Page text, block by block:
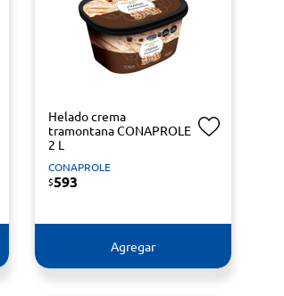
Helado crema
tramontana CONAPROLE
2 L
CONAPROLE
$593
Agregar